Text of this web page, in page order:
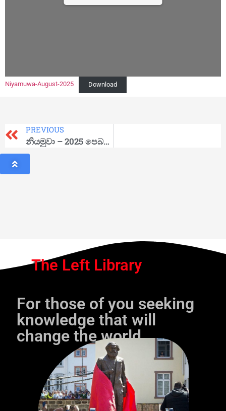
Niyamuwa-August-2025 Download
PREVIOUS
නියමුවා – 2025 පෙබරවාරි
The Left Library
For those of you seeking
knowledge that will
change the world